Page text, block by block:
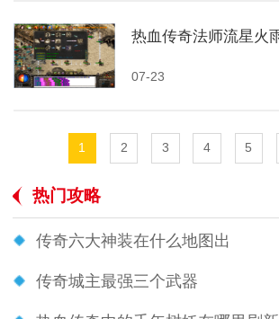
07-23
1 2 3 4 5
热门攻略
传奇六大神装在什么地图出
传奇城主最强三个武器